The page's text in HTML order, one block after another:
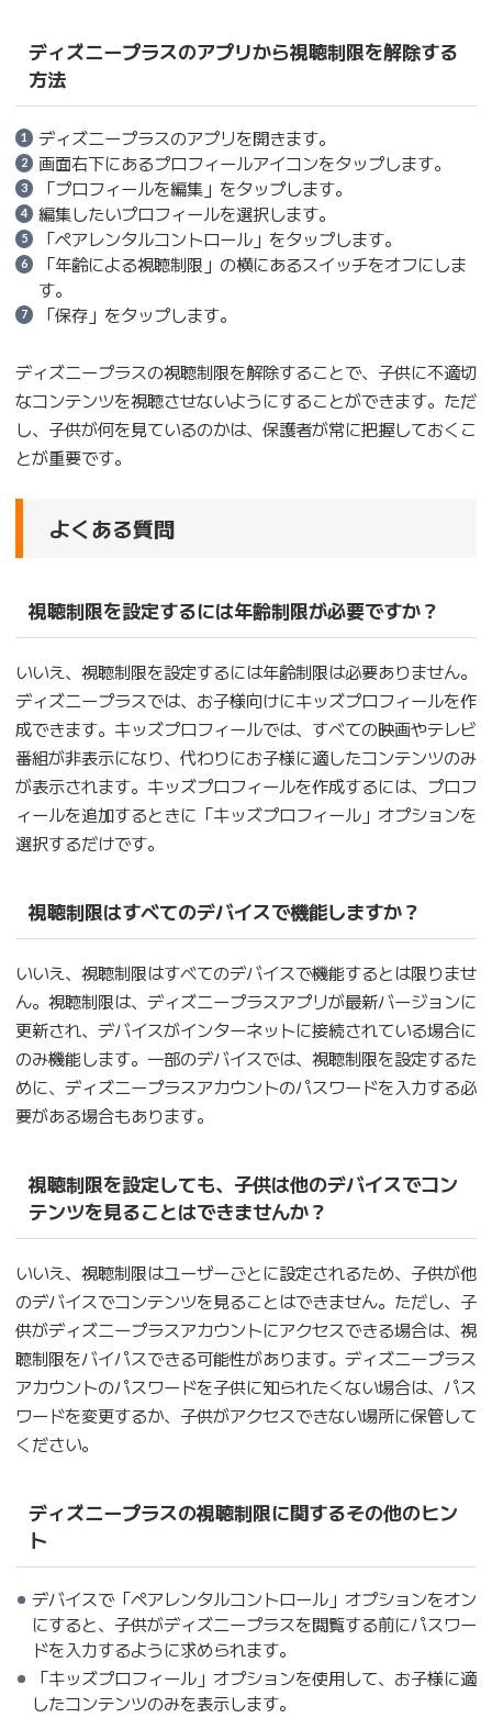
ディズニープラスのアプリから視聴制限を解除する
方法
ディズニープラスのアプリを開きます。
画面右下にあるプロフィールアイコンをタップします。
「プロフィールを編集」をタップします。
編集したいプロフィールを選択します。
「ペアレンタルコントロール」をタップします。
「年齢による視聴制限」の横にあるスイッチをオフにしま
す。
「保存」をタップします。
ディズニープラスの視聴制限を解除することで、子供に不適切
なコンテンツを視聴させないようにすることができます。ただ
し、子供が何を見ているのかは、保護者が常に把握しておくこ
とが重要です。
よくある質問
視聴制限を設定するには年齢制限が必要ですか？
いいえ、視聴制限を設定するには年齢制限は必要ありません。
ディズニープラスでは、お子様向けにキッズプロフィールを作
成できます。キッズプロフィールでは、すべての映画やテレビ
番組が非表示になり、代わりにお子様に適したコンテンツのみ
が表示されます。キッズプロフィールを作成するには、プロフ
ィールを追加するときに「キッズプロフィール」オプションを
選択するだけです。
視聴制限はすべてのデバイスで機能しますか？
いいえ、視聴制限はすべてのデバイスで機能するとは限りませ
ん。視聴制限は、ディズニープラスアプリが最新バージョンに
更新され、デバイスがインターネットに接続されている場合に
のみ機能します。一部のデバイスでは、視聴制限を設定するた
めに、ディズニープラスアカウントのパスワードを入力する必
要がある場合もあります。
視聴制限を設定しても、子供は他のデバイスでコン
テンツを見ることはできませんか？
いいえ、視聴制限はユーザーごとに設定されるため、子供が他
のデバイスでコンテンツを見ることはできません。ただし、子
供がディズニープラスアカウントにアクセスできる場合は、視
聴制限をバイパスできる可能性があります。ディズニープラス
アカウントのパスワードを子供に知られたくない場合は、パス
ワードを変更するか、子供がアクセスできない場所に保管して
ください。
ディズニープラスの視聴制限に関するその他のヒン
ト
デバイスで「ペアレンタルコントロール」オプションをオン
にすると、子供がディズニープラスを閲覧する前にパスワー
ドを入力するように求められます。
「キッズプロフィール」オプションを使用して、お子様に適
したコンテンツのみを表示します。